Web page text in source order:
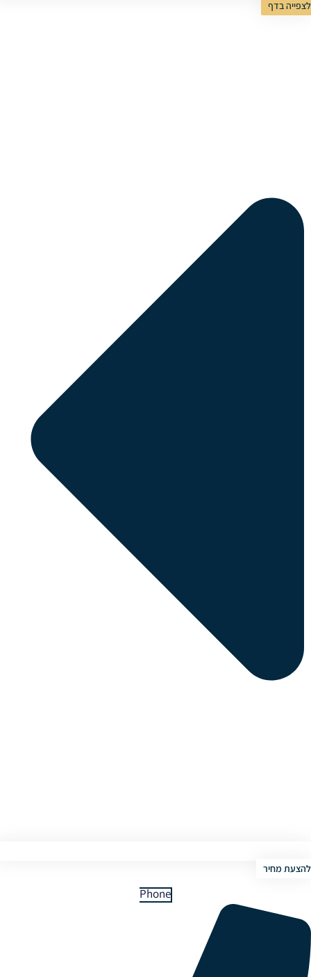
לצפייה בדף
להצעת מחיר
Phone